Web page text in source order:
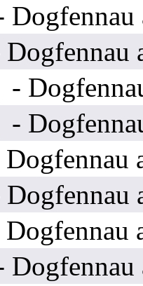
Dogfennau
Dogfennau
-
-
Dogfennau
Dogfennau
Dogfennau
Dogfennau